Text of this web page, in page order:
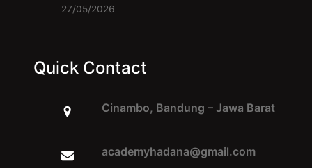
27/05/2026
Quick Contact
Cinambo, Bandung – Jawa Barat
academyhadana@gmail.com